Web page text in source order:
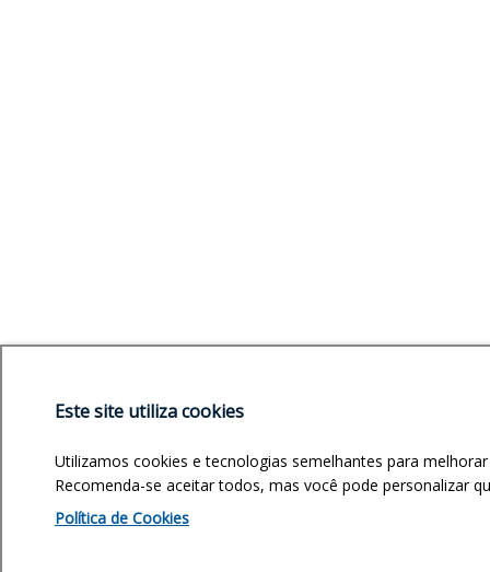
Este site utiliza cookies
Utilizamos cookies e tecnologias semelhantes para
Recomenda-se aceitar todos, mas você pode personalizar
Política de Cookies